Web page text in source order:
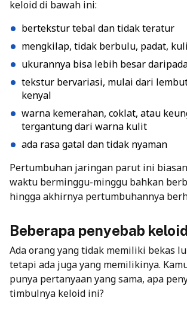
keloid di bawah ini:
bertekstur tebal dan tidak teratur
mengkilap, tidak berbulu, padat,
ukurannya bisa lebih besar
tekstur bervariasi, mulai dari
kenyal
warna kemerahan, coklat, atau
tergantung dari warna kulit
ada rasa gatal dan tidak nyaman
Pertumbuhan jaringan parut ini
waktu berminggu-minggu bahkan
hingga akhirnya pertumbuhannya
Beberapa penyebab keloid
Ada orang yang tidak memiliki bekas
tetapi ada juga yang memilikinya.
punya pertanyaan yang sama, apa
timbulnya keloid ini?